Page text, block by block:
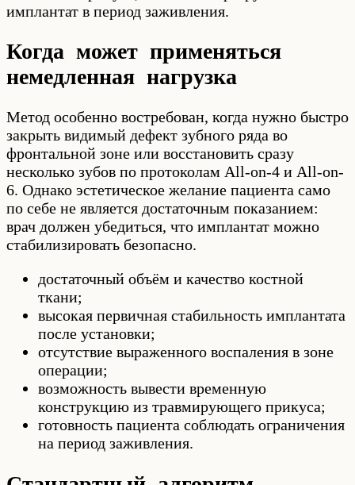
имплантат в период заживления.
Когда может применяться
немедленная нагрузка
Метод особенно востребован, когда нужно быстро
закрыть видимый дефект зубного ряда во
фронтальной зоне или восстановить сразу
несколько зубов по протоколам All-on-4 и All-on-
6. Однако эстетическое желание пациента само
по себе не является достаточным показанием:
врач должен убедиться, что имплантат можно
стабилизировать безопасно.
достаточный объём и качество костной
ткани;
высокая первичная стабильность имплантата
после установки;
отсутствие выраженного воспаления в зоне
операции;
возможность вывести временную
конструкцию из травмирующего прикуса;
готовность пациента соблюдать ограничения
на период заживления.